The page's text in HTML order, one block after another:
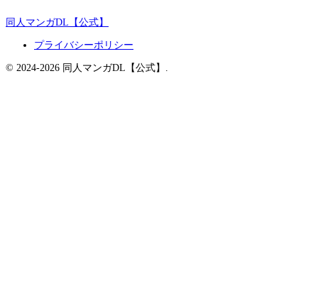
同人マンガDL【公式】
プライバシーポリシー
© 2024-2026 同人マンガDL【公式】.